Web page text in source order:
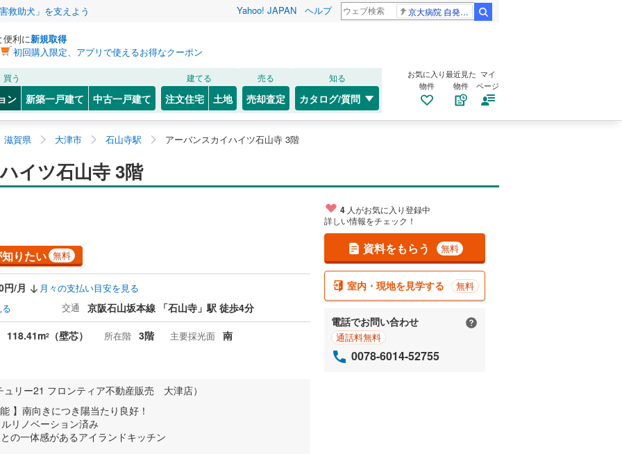
救助犬」を支えよう Yahoo! JAPAN ヘルプ 京大病院 自発呼吸
便利に新規取得
初回購入限定、アプリで使えるお得なクーポン
買う
ン 新築一戸建て 中古一戸建て
建てる
注文住宅 土地
売る
売却査定
知る
カタログ/質問
お気に入り
物件
最近見た
物件
マイ
ページ
滋賀県 大津市 石山寺駅 アーバンスカイハイツ石山寺 3階
イツ石山寺 3階
りたい 無料
円/月
月々の支払い目安を見る
交通
京阪石山坂本線 「石山寺」駅 徒歩4分
118.41m2 （壁芯） 所在階 3階 主要採光面 南
リー21 フロンティア不動産販売 大津店）
】南向きにつき陽当たり良好！
リノベーション済み
の一体感があるアイランドキッチン
4 人がお気に入り登録中
詳しい情報をチェック！
資料をもらう 無料
室内・現地を見学する 無料
電話でお問い合わせ
通話料無料
0078-6014-52755